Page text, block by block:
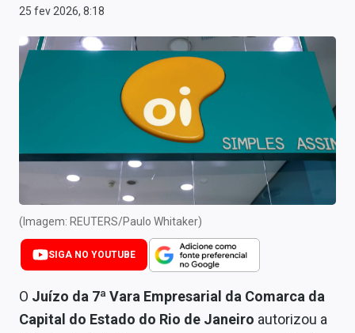
Últimas Notícias
Newsletters
Cotações
Carteiras Recomendadas
Central de Dividendos
Central de Fundos Imobiliários
Central dos IPOs
Renda Fixa
Finanças Pessoais
25 fev 2026, 8:18
(Imagem: REUTERS/Paulo Whitaker)
SIGA NO YOUTUBE
O Juízo da 7ª Vara Empresarial da Comarca da
Capital do Estado do Rio de Janeiro autorizou a